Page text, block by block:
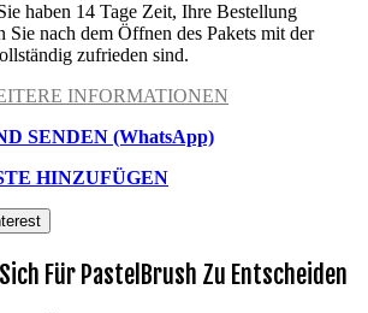
haben 14 Tage Zeit, Ihre Bestellung
Sie nach dem Öffnen des Pakets mit der
zufrieden sind.
INFORMATIONEN
SENDEN (WhatsApp)
HINZUFÜGEN
Für PastelBrush Zu Entscheiden